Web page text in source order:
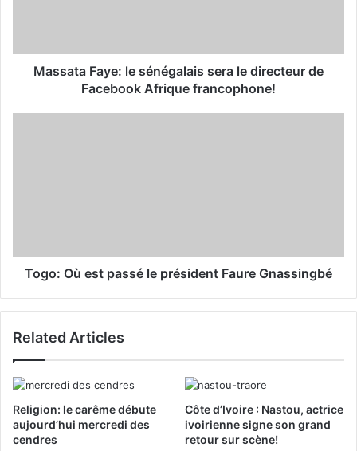
Massata Faye: le sénégalais sera le directeur de
Facebook Afrique francophone!
Togo: Où est passé le président Faure Gnassingbé
Related Articles
Religion: le carême débute
aujourd’hui mercredi des
cendres
Côte d’Ivoire : Nastou, actrice
ivoirienne signe son grand
retour sur scène!